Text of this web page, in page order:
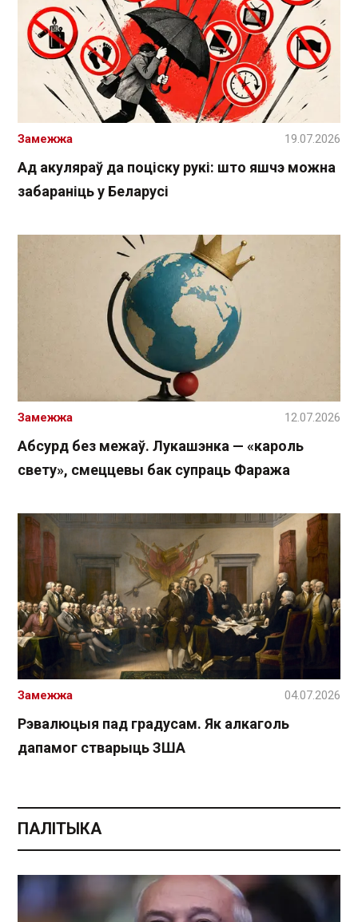
Ад акуляраў да поціску рукі: што яшчэ можна
забараніць у Беларусі
Замежжа 19.07.2026
Абсурд без межаў. Лукашэнка — «кароль
свету», смеццевы бак супраць Фаража
Замежжа 12.07.2026
Рэвалюцыя пад градусам. Як алкаголь
дапамог стварыць ЗША
Замежжа 04.07.2026
ПАЛІТЫКА